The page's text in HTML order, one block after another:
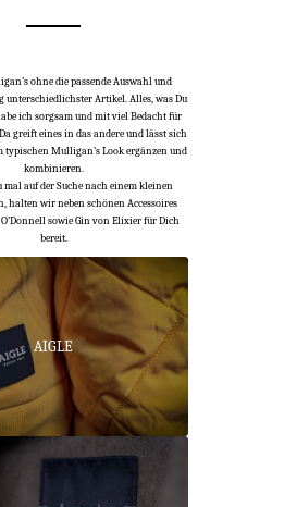
ohne die passende Auswahl und
unterschiedlichster Artikel. Alles, was Du
ich sorgsam und mit viel Bedacht für
greift eines in das andere und lässt sich
typischen Mulligan’s Look ergänzen und
kombinieren.
mal auf der Suche nach einem kleinen
halten wir neben schönen Accessoires
sowie Gin von Elixier für Dich
bereit.
AIGLE